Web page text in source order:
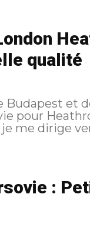
qualité
Budapest et
Après
me dirige
: